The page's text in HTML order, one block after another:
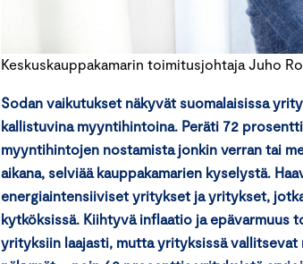
Keskuskauppakamarin toimitusjohtaja Juho
Sodan vaikutukset näkyvät suomalaisissa
kallistuvina myyntihintoina. Peräti 72
myyntihintojen nostamista jonkin verran tai
aikana, selviää kauppakamarien kyselystä.
energiaintensiiviset yritykset ja yritykset,
kytköksissä. Kiihtyvä inflaatio ja epävarmuus
yrityksiin laajasti, mutta yrityksissä